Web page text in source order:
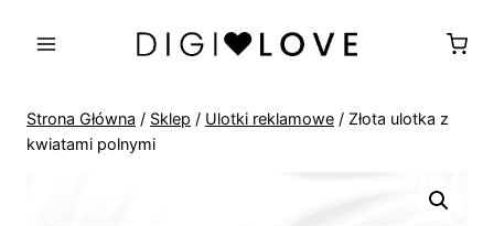
Strona Główna / Sklep / Ulotki reklamowe / Złota ulotka z
kwiatami polnymi